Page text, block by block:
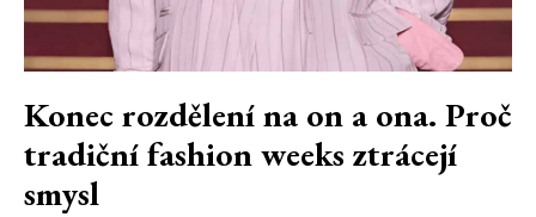
Konec rozdělení na on a ona. Proč
tradiční fashion weeks ztrácejí
smysl